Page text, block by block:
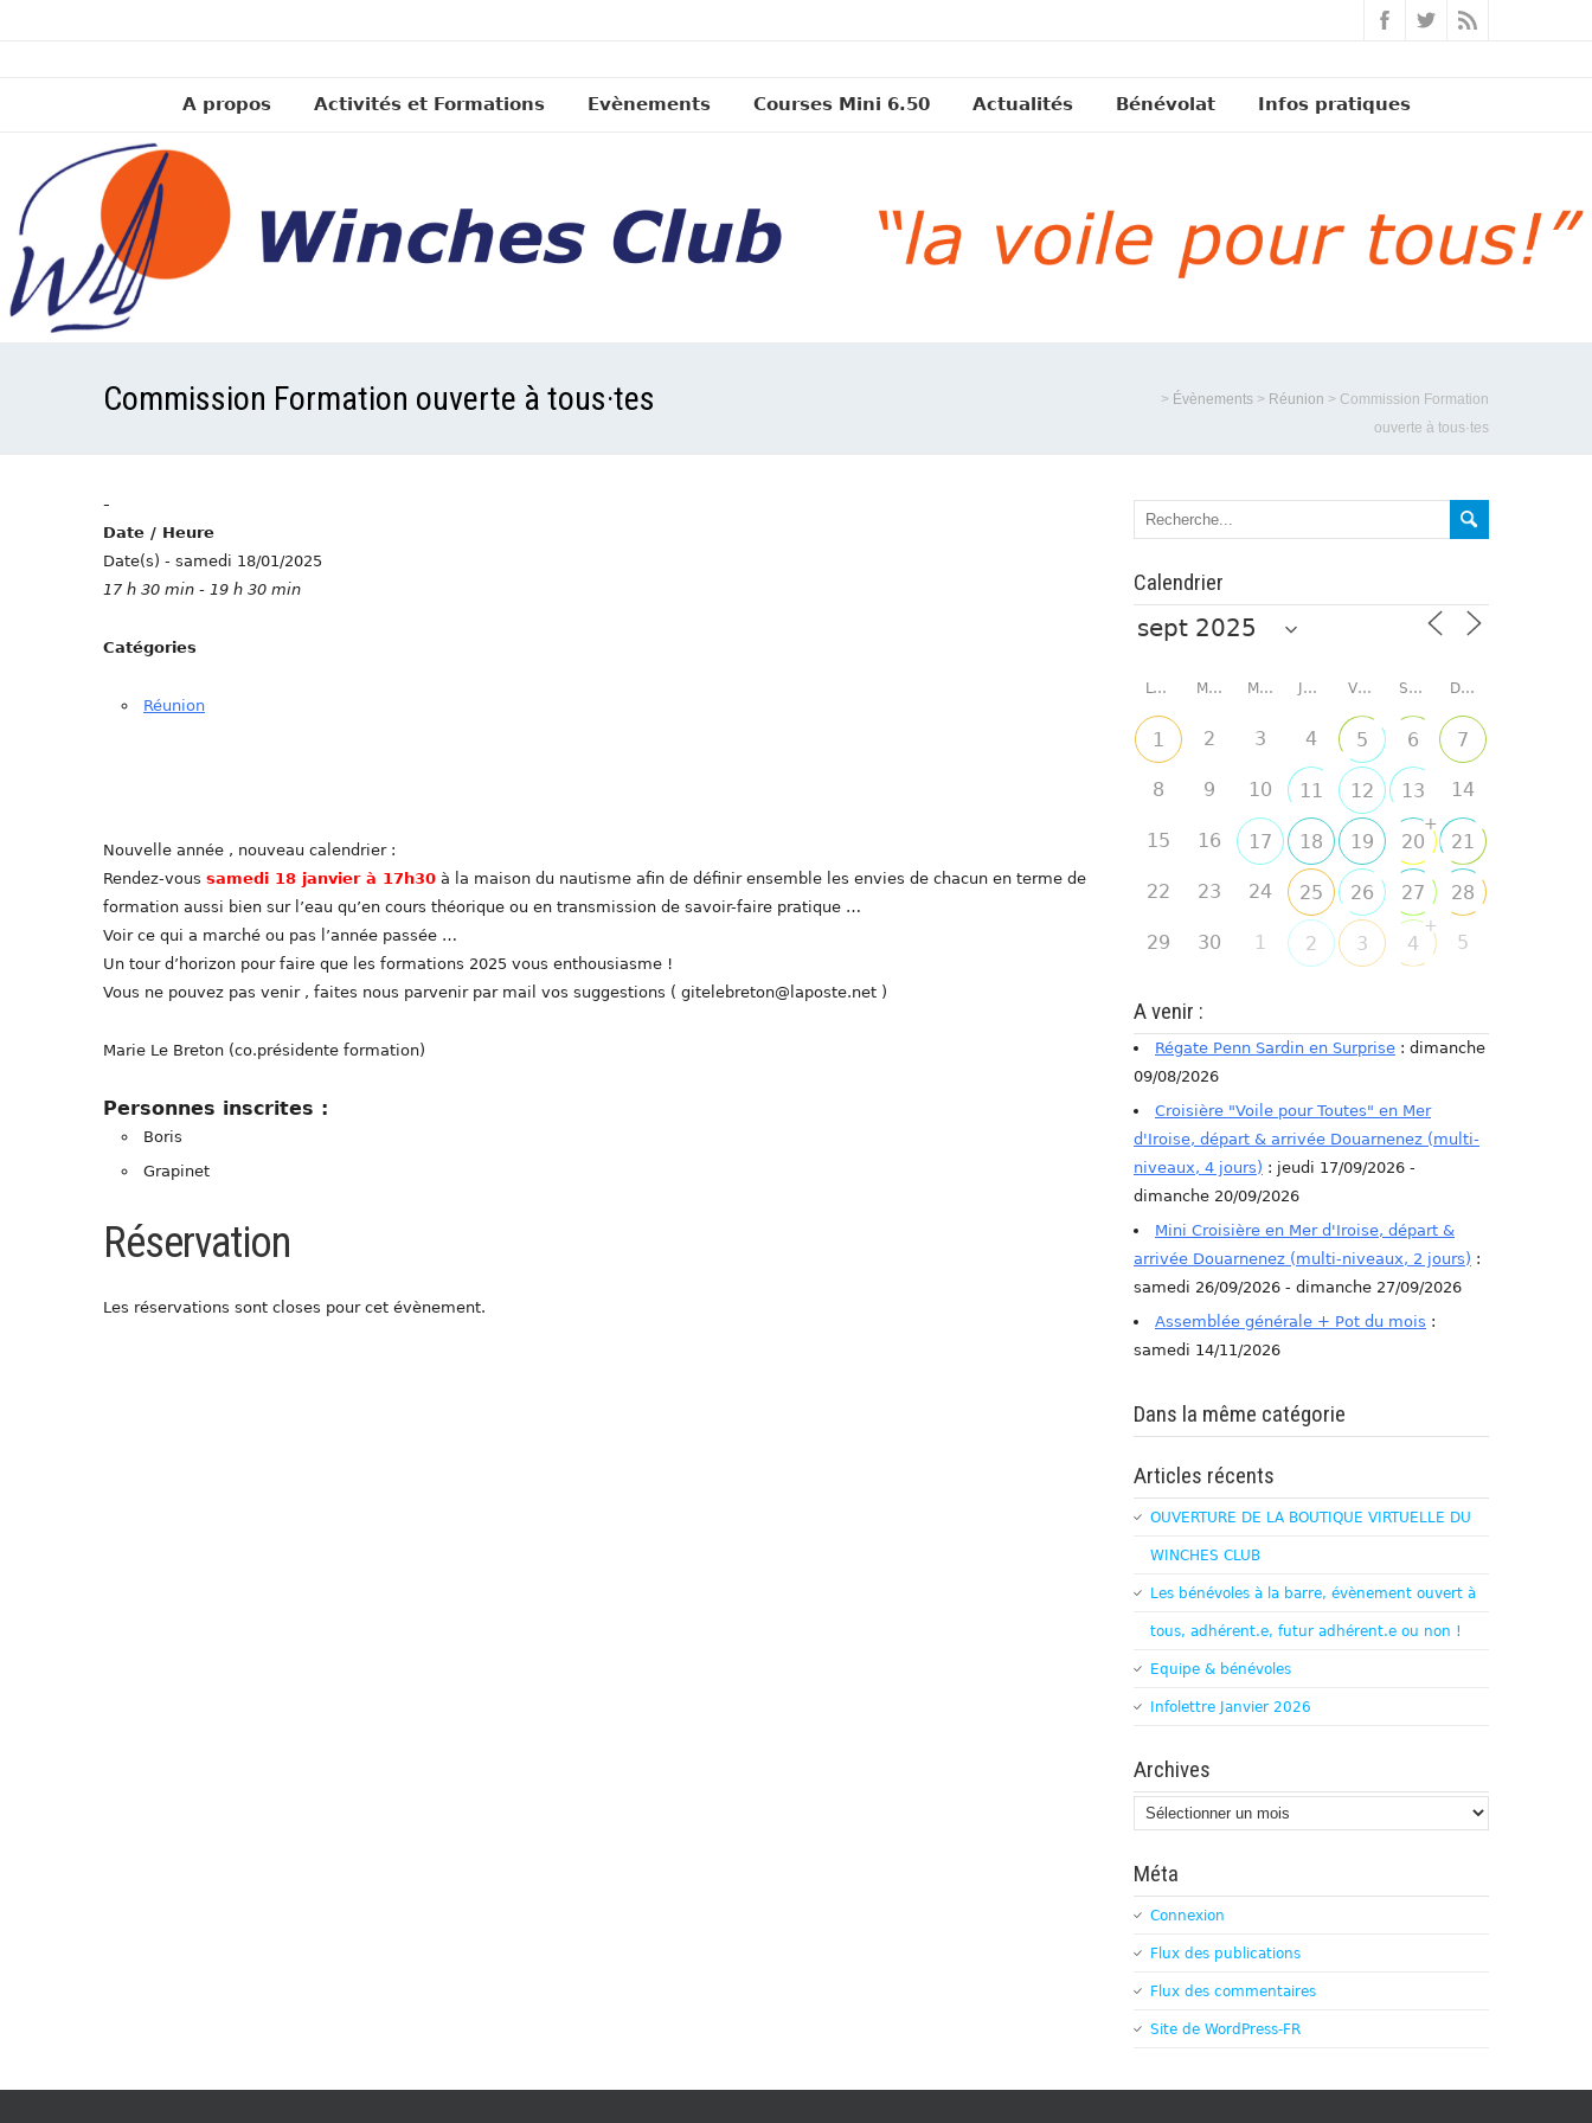
A propos Activités et Formations Evènements Courses Mini 6.50 Actualités Bénévolat Infos pratiques
Commission Formation ouverte à tous·tes > Évènements > Réunion > Commission Formation
ouverte à tous·tes
-
Date / Heure
Date(s) - samedi 18/01/2025
17 h 30 min - 19 h 30 min
Catégories
Réunion
Nouvelle année , nouveau calendrier :
Rendez-vous samedi 18 janvier à 17h30 à la maison du nautisme afin de définir ensemble les envies de chacun en terme de
formation aussi bien sur l’eau qu’en cours théorique ou en transmission de savoir-faire pratique …
Voir ce qui a marché ou pas l’année passée …
Un tour d’horizon pour faire que les formations 2025 vous enthousiasme !
Vous ne pouvez pas venir , faites nous parvenir par mail vos suggestions ( gitelebreton@laposte.net )
Marie Le Breton (co.présidente formation)
Personnes inscrites :
Boris
Grapinet
Réservation
Les réservations sont closes pour cet évènement.
Calendrier
LUNDI MARDI MERCREDI JEUDI VENDREDI SAMEDI DIMANCHE
1 2 3 4 5 6 7
8 9 10 11 12 13 14
15 16 17 18 19 20
+
21
22 23 24 25 26 27 28
29 30 1 2 3 4
+
5
A venir :
Régate Penn Sardin en Surprise : dimanche
09/08/2026
Croisière "Voile pour Toutes" en Mer
d'Iroise, départ & arrivée Douarnenez (multi-
niveaux, 4 jours) : jeudi 17/09/2026 -
dimanche 20/09/2026
Mini Croisière en Mer d'Iroise, départ &
arrivée Douarnenez (multi-niveaux, 2 jours) :
samedi 26/09/2026 - dimanche 27/09/2026
Assemblée générale + Pot du mois :
samedi 14/11/2026
Dans la même catégorie
Articles récents
OUVERTURE DE LA BOUTIQUE VIRTUELLE DU
WINCHES CLUB
Les bénévoles à la barre, évènement ouvert à
tous, adhérent.e, futur adhérent.e ou non !
Equipe & bénévoles
Infolettre Janvier 2026
Archives
Archives
Méta
Connexion
Flux des publications
Flux des commentaires
Site de WordPress-FR